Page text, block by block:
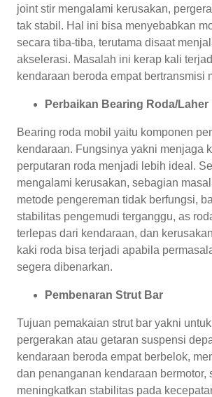
joint stir mengalami kerusakan,
tak stabil. Hal ini bisa menyebabkan
secara tiba-tiba, terutama disaat
akselerasi. Masalah ini kerap kali
kendaraan beroda empat bertransmisi
Perbaikan Bearing Roda/Laher
Bearing roda mobil yaitu komponen
kendaraan. Fungsinya yakni menjaga
perputaran roda menjadi lebih ideal.
mengalami kerusakan, sebagian
metode pengereman tidak berfungsi,
stabilitas pengemudi terganggu, as
terlepas dari kendaraan, dan
kaki roda bisa terjadi apabila
segera dibenarkan.
Pembenaran Strut Bar
Tujuan pemakaian strut bar yakni
pergerakan atau getaran suspensi
kendaraan beroda empat berbelok,
dan penanganan kendaraan bermotor,
meningkatkan stabilitas pada